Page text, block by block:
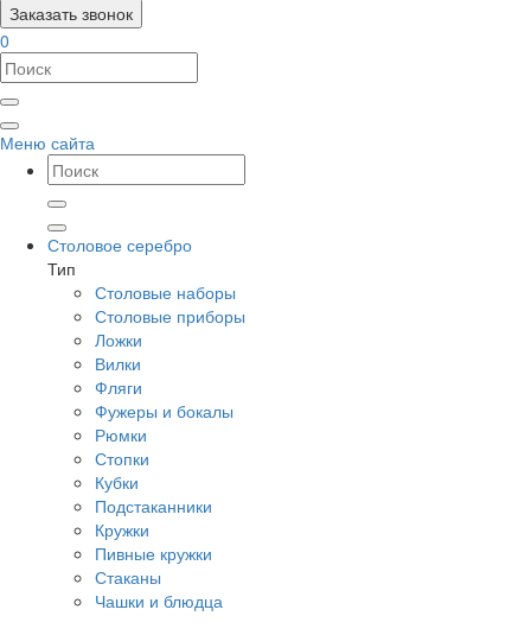
Заказать звонок
0
Меню сайта
Столовое серебро
Тип
Столовые наборы
Столовые приборы
Ложки
Вилки
Фляги
Фужеры и бокалы
Рюмки
Стопки
Кубки
Подстаканники
Кружки
Пивные кружки
Стаканы
Чашки и блюдца